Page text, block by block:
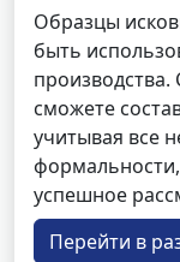
Образцы
быть
сможете
учитывая все
успешное
Перейти в